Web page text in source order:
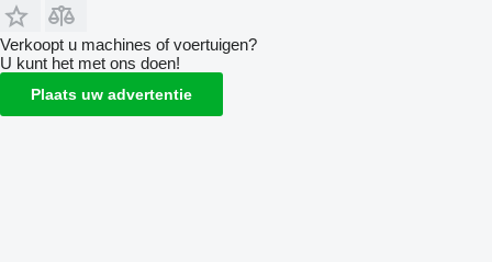
Verkoopt u machines of voertuigen?
U kunt het met ons doen!
Plaats uw advertentie